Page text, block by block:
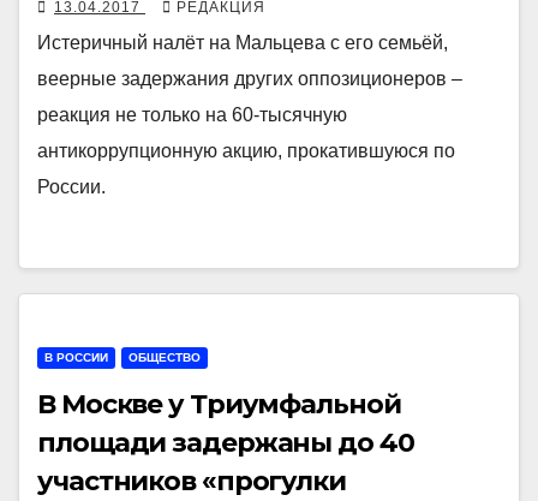
13.04.2017 РЕДАКЦИЯ
Истеричный налёт на Мальцева с его семьёй,
веерные задержания других оппозиционеров –
реакция не только на 60-тысячную
антикоррупционную акцию, прокатившуюся по
России.
В РОССИИ ОБЩЕСТВО
В Москве у Триумфальной
площади задержаны до 40
участников «прогулки